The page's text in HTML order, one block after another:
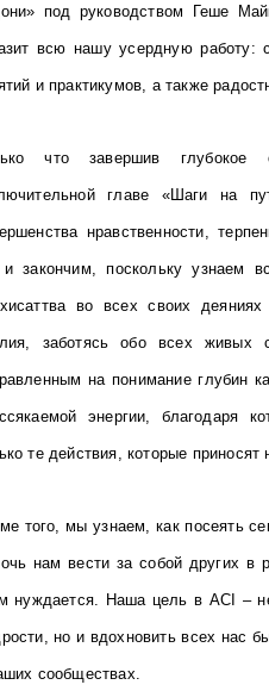
под руководством Геше
всю нашу усердную работу:
и практикумов, а также
что завершив глубокое
главе «Шаги на
нравственности,
закончим, поскольку узнаем
во всех своих
заботясь обо всех живых
на понимание глубин
энергии, благодаря
те действия, которые
того, мы узнаем, как посеять
нам вести за собой других в
нуждается. Наша цель в ACI –
но и вдохновить всех нас
сообществах.